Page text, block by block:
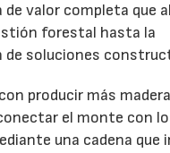
de valor completa que
forestal hasta la
de soluciones
producir más
el monte con
una cadena que